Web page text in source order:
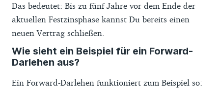
Das bedeutet: Bis zu fünf Jahre vor dem Ende der
aktuellen Festzinsphase kannst Du bereits einen
neuen Vertrag schließen.
Wie sieht ein Beispiel für ein Forward-
Darlehen aus?
Ein Forward-Darlehen funktioniert zum Beispiel so: